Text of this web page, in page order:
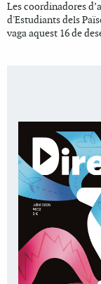
Les coordinadores
d'Estudiants dels
vaga aquest 16 de